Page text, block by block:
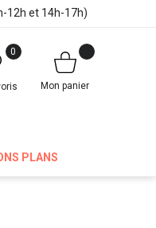
12h et 14h-17h)
0
Mon panier
PLANS